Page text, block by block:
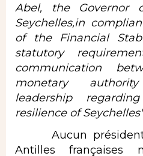
Abel, the Governor
Seychelles,in
of the Financial
statutory
communication
monetary
leadership
resilience of
Aucun
Antilles